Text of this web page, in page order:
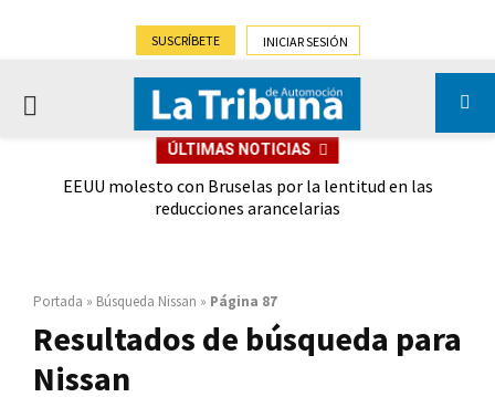
SUSCRÍBETE INICIAR SESIÓN
PRIMARY
ÚLTIMAS NOTICIAS
EEUU molesto con Bruselas por la lentitud en las
reducciones arancelarias
Portada » Búsqueda Nissan » Página 87
Resultados de búsqueda para
Nissan